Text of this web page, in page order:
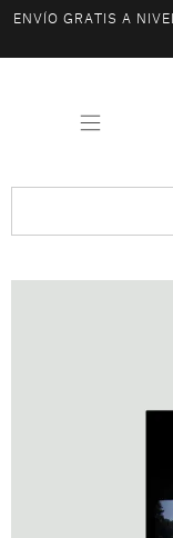
ENVÍO GRATIS A